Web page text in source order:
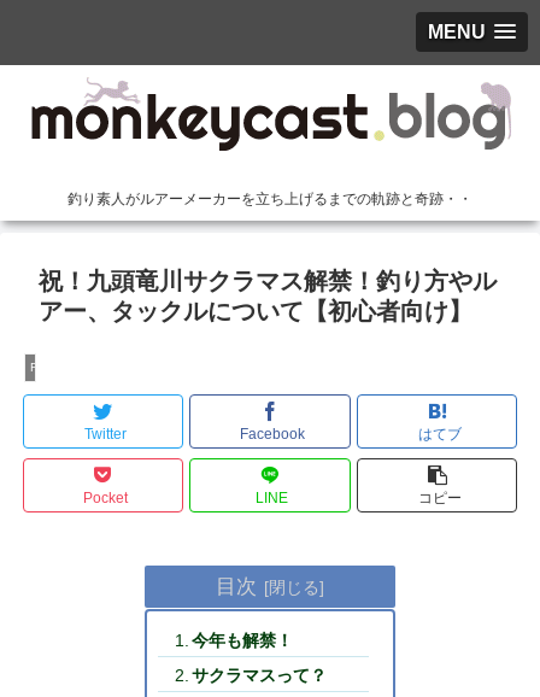
MENU
釣り素人がルアーメーカーを立ち上げるまでの軌跡と奇跡・・
祝！九頭竜川サクラマス解禁！釣り方やル
アー、タックルについて【初心者向け】
Recommend
Twitter Facebook はてブ
Pocket LINE コピー
目次
今年も解禁！
サクラマスって？